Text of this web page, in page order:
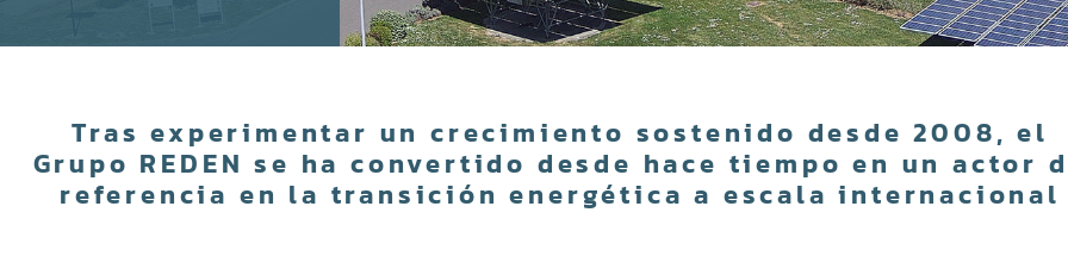
Tras experimentar un crecimiento sostenido desde 2008, el
Grupo REDEN se ha convertido desde hace tiempo en un actor
referencia en la transición energética a escala internacional